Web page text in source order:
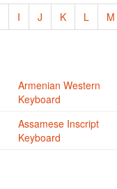
I J K L
M
Armenian Western
Keyboard
Assamese Inscript
Keyboard